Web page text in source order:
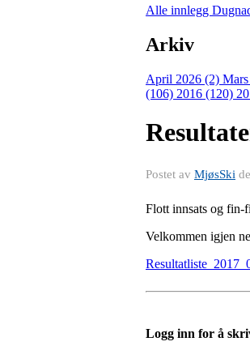
Alle innlegg
Arkiv
April 2026 (2)
(106) 2016 (120)
Postet av MjøsSki
Flott innsats og fin-
Velkommen igjen
Logg inn for å